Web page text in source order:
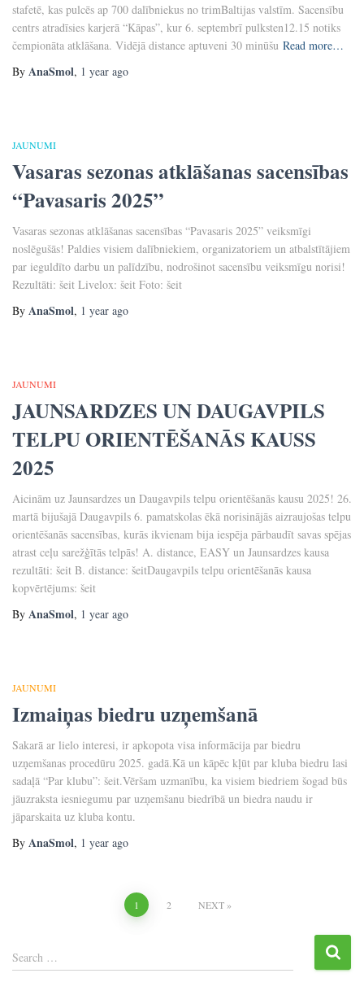
stafetē, kas pulcēs ap 700 dalībniekus no trimBaltijas valstīm. Sacensību
centrs atradīsies karjerā “Kāpas”, kur 6. septembrī pulksten12.15 notiks
čempionāta atklāšana. Vidējā distance aptuveni 30 minūšu Read more…
By AnaSmol, 1 year ago
JAUNUMI
Vasaras sezonas atklāšanas sacensības
“Pavasaris 2025”
Vasaras sezonas atklāšanas sacensības “Pavasaris 2025” veiksmīgi
noslēgušās! Paldies visiem dalībniekiem, organizatoriem un atbalstītājiem
par ieguldīto darbu un palīdzību, nodrošinot sacensību veiksmīgu norisi!
Rezultāti: šeit Livelox: šeit Foto: šeit
By AnaSmol, 1 year ago
JAUNUMI
JAUNSARDZES UN DAUGAVPILS
TELPU ORIENTĒŠANĀS KAUSS
2025
Aicinām uz Jaunsardzes un Daugavpils telpu orientēšanās kausu 2025! 26.
martā bijušajā Daugavpils 6. pamatskolas ēkā norisinājās aizraujošas telpu
orientēšanās sacensības, kurās ikvienam bija iespēja pārbaudīt savas spējas
atrast ceļu sarežģītās telpās! A. distance, EASY un Jaunsardzes kausa
rezultāti: šeit B. distance: šeitDaugavpils telpu orientēšanās kausa
kopvērtējums: šeit
By AnaSmol, 1 year ago
JAUNUMI
Izmaiņas biedru uzņemšanā
Sakarā ar lielo interesi, ir apkopota visa informācija par biedru
uzņemšanas procedūru 2025. gadā.Kā un kāpēc kļūt par kluba biedru lasi
sadaļā “Par klubu”: šeit.Vēršam uzmanību, ka visiem biedriem šogad būs
jāuzraksta iesniegumu par uzņemšanu biedrībā un biedra naudu ir
jāparskaita uz kluba kontu.
By AnaSmol, 1 year ago
navigation
1 2 NEXT
S
e
Search …